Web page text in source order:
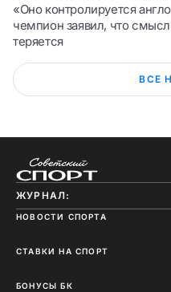
«Оно контролируется
чемпион заявил, что
теряется
ВСЕ
ЖУРНАЛ:
НОВОСТИ СПОРТА
СТАВКИ НА СПОРТ
БОНУСЫ БК